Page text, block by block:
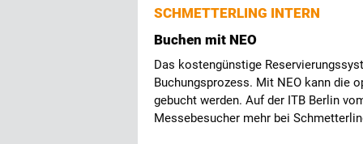
SCHMETTERLING INTERN
Buchen mit NEO
Das kostengünstige
Buchungsprozess. Mit NEO kann die
gebucht werden. Auf der ITB Berlin
Messebesucher mehr bei